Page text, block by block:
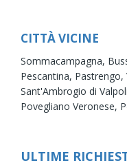
CITTÀ VICINE
Sommacampagna,
Pescantina, Pastrengo,
Sant'Ambrogio di
Povegliano Veronese,
ULTIME